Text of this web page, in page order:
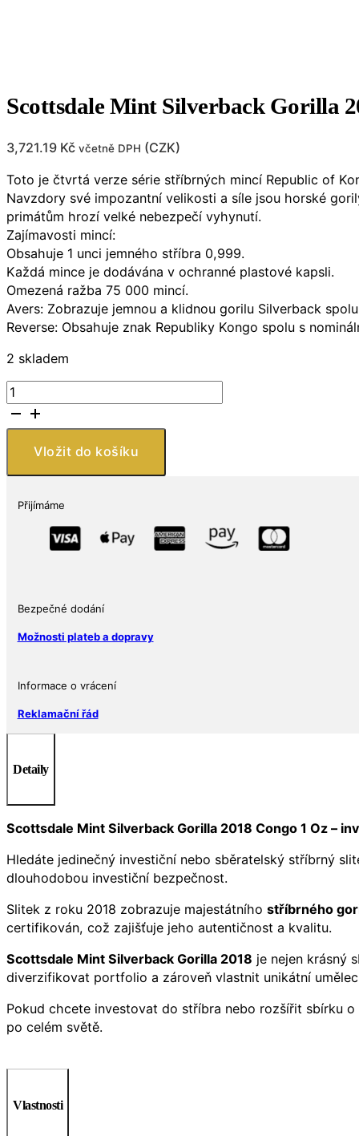
Scottsdale Mint Silverback Gorilla
3,721.19 Kč včetně DPH (CZK)
Toto je čtvrtá verze série stříbrných mincí Republic of
Navzdory své impozantní velikosti a síle jsou horské
primátům hrozí velké nebezpečí vyhynutí.
Zajímavosti mincí:
Obsahuje 1 unci jemného stříbra 0,999.
Každá mince je dodávána v ochranné plastové kapsli.
Omezená ražba 75 000 mincí.
Avers: Zobrazuje jemnou a klidnou gorilu Silverback
Reverse: Obsahuje znak Republiky Kongo spolu s
2 skladem
Scottsdale
Mint
Silverback
Gorilla
Congo
množství
Vložit do košíku
Přijímáme
Bezpečné dodání
Možnosti plateb a dopravy
Informace o vrácení
Reklamační řád
Detaily
Scottsdale Mint Silverback Gorilla 2018 Congo 1 Oz –
Hledáte jedinečný investiční nebo sběratelský stříbrný
dlouhodobou investiční bezpečnost.
Slitek z roku 2018 zobrazuje majestátního stříbrného
certifikován, což zajišťuje jeho autentičnost a kvalitu.
Scottsdale Mint Silverback Gorilla 2018 je nejen krásný
diverzifikovat portfolio a zároveň vlastnit unikátní
Pokud chcete investovat do stříbra nebo rozšířit sbírku
po celém světě.
Vlastnosti